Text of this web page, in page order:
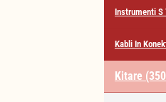
Instrumenti
Kabli In
Kitare